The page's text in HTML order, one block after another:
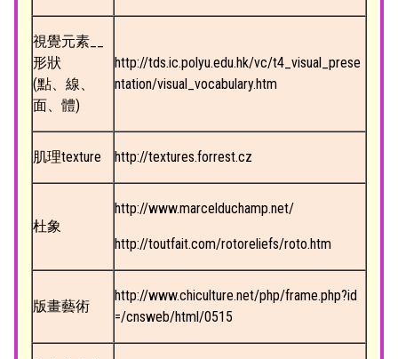
視覺元素__
形狀
(點、線、
面、體)
http://tds.ic.polyu.edu.hk/vc/t4_visual_prese
ntation/visual_vocabulary.htm
肌理texture http://textures.forrest.cz
杜象
http://www.marcelduchamp.net/
http://toutfait.com/rotoreliefs/roto.htm
版畫藝術
http://www.chiculture.net/php/frame.php?id
=/cnsweb/html/0515